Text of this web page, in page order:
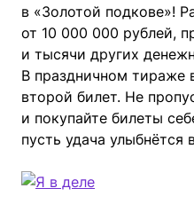
в «Золотой подкове»!
от 10 000 000 рублей,
и тысячи других
В праздничном тираже
второй билет. Не
и покупайте билеты
пусть удача улыбнётся